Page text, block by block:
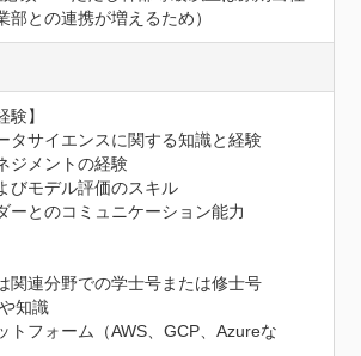
部との連携が増えるため）
験】
タサイエンスに関する知識と経験
ジメントの経験
びモデル評価のスキル
ーとのコミュニケーション能力
関連分野での学士号または修士号
知識
トフォーム（AWS、GCP、Azureな